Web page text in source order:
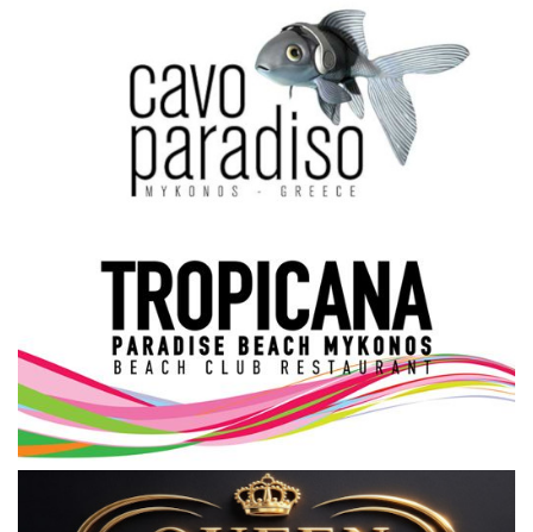
Aegean Islands
Σεβασμιώτατος Δωρόθεος Β’
Cost Of Living Crisis
Opinion + Analysis
L’Art des Sens